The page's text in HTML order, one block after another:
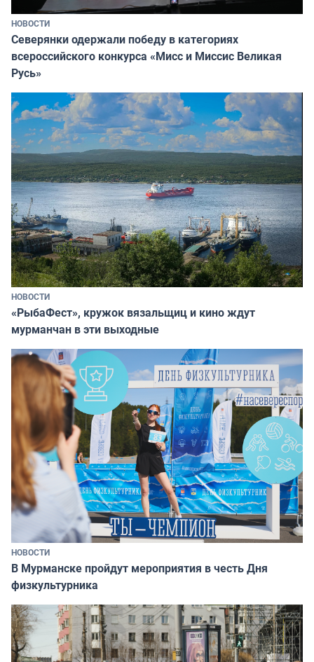
НОВОСТИ
Северянки одержали победу в категориях
всероссийского конкурса «Мисс и Миссис Великая
Русь»
НОВОСТИ
«РыбаФест», кружок вязальщиц и кино ждут
мурманчан в эти выходные
НОВОСТИ
В Мурманске пройдут мероприятия в честь Дня
физкультурника